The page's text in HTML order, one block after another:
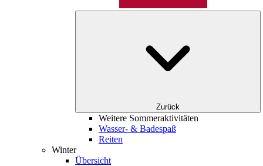
Zurück
Weitere Sommeraktivitäten
Wasser- & Badespaß
Reiten
Winter
Übersicht